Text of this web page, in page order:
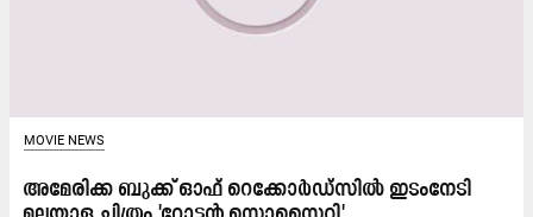
MOVIE NEWS
അമേരിക്ക ബുക്ക് ഓഫ് റെക്കോർഡ്സിൽ ഇടംനേടി